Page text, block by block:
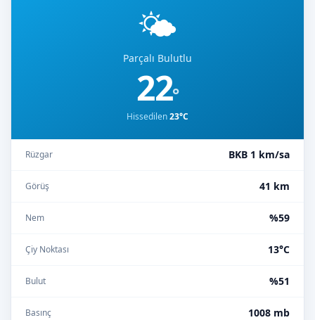
🌤️
Parçalı Bulutlu
22°
Hissedilen23°C
Rüzgar BKB 1 km/sa
Görüş 41 km
Nem %59
Çiy Noktası 13°C
Bulut %51
Basınç 1008 mb